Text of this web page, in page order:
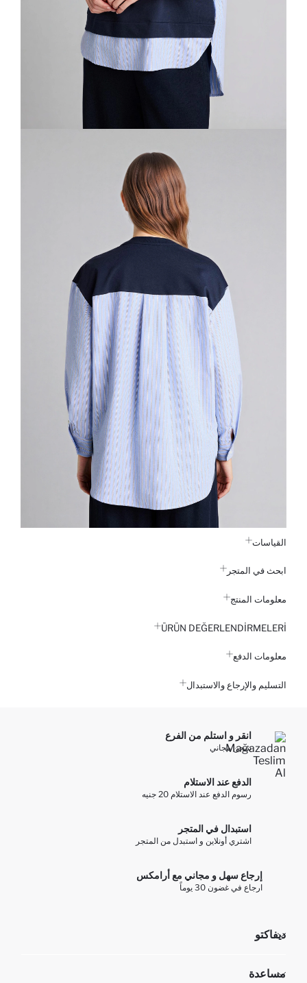
القياسات
ابحث في المتجر
معلومات المنتج
ÜRÜN DEĞERLENDİRMELERİ
معلومات الدفع
التسليم والإرجاع والاستبدال
انقر و استلم من الفرع
شحن مجاني
الدفع عند الاستلام
رسوم الدفع عند الاستلام 20 جنيه
استبدال في المتجر
اشتري أونلاين و استبدل من المتجر
إرجاع سهل و مجاني مع أرامكس
ارجاع في غضون 30 يوماً
ديفاكتو
تعرف علينا
مساعدة